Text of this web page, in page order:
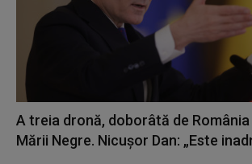
A treia dronă, doborâtă de
Mării Negre. Nicuşor Dan: „Este